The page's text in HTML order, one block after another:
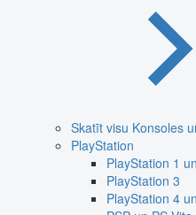
Skatīt visu Konsoles
PlayStation
PlayStation 1
PlayStation 3
PlayStation 4